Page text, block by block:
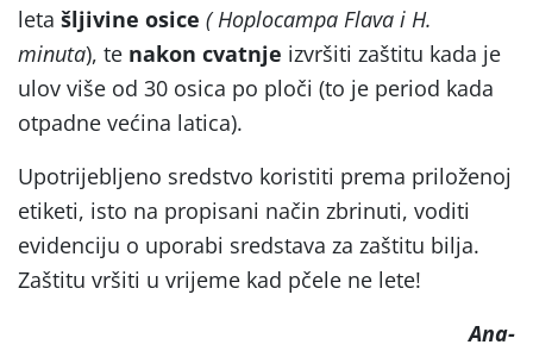
leta šljivine osice ( Hoplocampa Flava i H.
minuta), te nakon cvatnje izvršiti zaštitu kada je
ulov više od 30 osica po ploči (to je period kada
otpadne većina latica).
Upotrijebljeno sredstvo koristiti prema priloženoj
etiketi, isto na propisani način zbrinuti, voditi
evidenciju o uporabi sredstava za zaštitu bilja.
Zaštitu vršiti u vrijeme kad pčele ne lete!
Ana-